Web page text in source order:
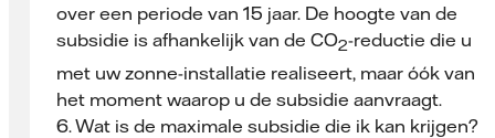
over een periode van 15 jaar. De hoogte van de
subsidie is afhankelijk van de CO2-reductie die u
met uw zonne-installatie realiseert, maar óók van
het moment waarop u de subsidie aanvraagt.
6. Wat is de maximale subsidie die ik kan krijgen?